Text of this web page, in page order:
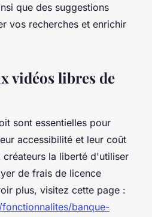
que des suggestions
vos recherches et enrichir
vidéos libres de
sont essentielles pour
accessibilité et leur coût
la liberté d'utiliser
de frais de licence
plus, visitez cette page :
banque-